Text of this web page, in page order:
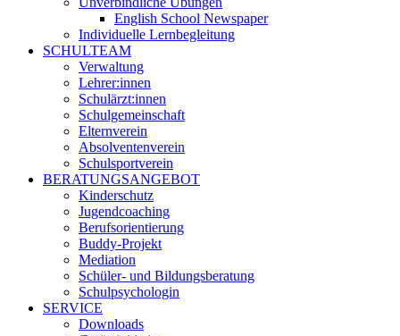
English School Newspaper
Individuelle Lernbegleitung
SCHULTEAM
Verwaltung
Lehrer:innen
Schulärzt:innen
Schulgemeinschaft
Elternverein
Absolventenverein
Schulsportverein
BERATUNGSANGEBOT
Kinderschutz
Jugendcoaching
Berufsorientierung
Buddy-Projekt
Mediation
Schüler- und Bildungsberatung
Schulpsychologin
SERVICE
Downloads